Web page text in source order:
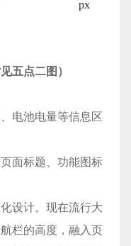
px
五点二图）
电池电量等信息区
面标题、功能图标
设计。现在流行大
栏的高度，融入页